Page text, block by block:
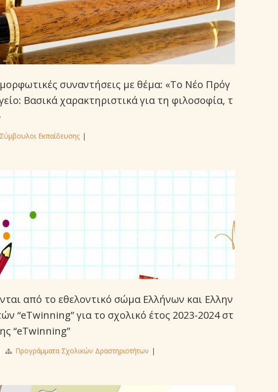
συναντήσεις με θέμα: «Το Νέο Πρόγ
Βασικά χαρακτηριστικά για τη φιλοσοφία, τ
Σύμβουλοι Εκπαίδευσης |
από το εθελοντικό σώμα Ελλήνων και Ελλην
“eTwinning” για το σχολικό έτος 2023-2024 στ
“eTwinning”
Προγράμματα Σχολικών Δραστηριοτήτων |